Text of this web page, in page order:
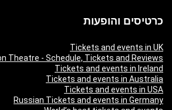
כרטיסים והופעות
Tickets and events in UK
Theatre - Schedule, Tickets and Reviews
Tickets and events in Ireland
Tickets and events in Australia
Tickets and events in USA
Russian Tickets and events in Germany